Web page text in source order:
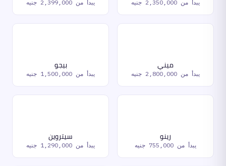
يبدأ من 2,350,000 جنيه يبدأ من 2,399,000 جنيه
ميني
يبدأ من 2,800,000 جنيه
بيجو
يبدأ من 1,500,000 جنيه
رينو
يبدأ من 755,000 جنيه
سيتروين
يبدأ من 1,290,000 جنيه